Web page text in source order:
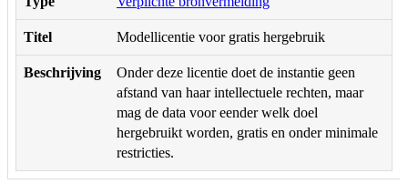
Titel Modellicentie voor gratis hergebruik
Beschrijving
Onder deze licentie doet de instantie geen
afstand van haar intellectuele rechten, maar
mag de data voor eender welk doel
hergebruikt worden, gratis en onder minimale
restricties.